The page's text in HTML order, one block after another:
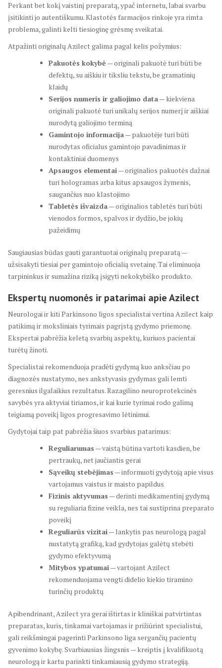
Perkant bet kokį vaistinį preparatą, ypač internetu, labai svarbu
įsitikinti jo autentiškumu. Klastotės farmacijos rinkoje yra rimta
problema, galinti kelti tiesioginę grėsmę sveikatai.
Atpažinti originalų Azilect galima pagal kelis požymius:
Pakuotės kokybė — originali pakuotė turi būti be
defektų, su aiškiu ir tiksliu tekstu, be gramatinių
klaidų
Serijos numeris ir galiojimo data— kiekviena
originali pakuotė turi unikalų serijos numerį ir aiškiai
nurodytą galiojimo terminą
Gamintojo informacija— pakuotėje turi būti
nurodytas oficialus gamintojo pavadinimas ir
kontaktiniai duomenys
Apsaugos elementai— originalios pakuotės dažnai
turi hologramas arba kitus apsaugos žymenis,
saugančius nuo klastojimo
Tabletės išvaizda— originalios tabletės turi būti
vienodos formos, spalvos ir dydžio, be jokių
pažeidimų
Saugiausias būdas gauti garantuotai originalų preparatą —
užsisakyti tiesiai per gamintojo oficialią svetainę. Tai eliminuoja
tarpininkus ir sumažina riziką įsigyti nekokybiško produkto.
Ekspertų nuomonės ir patarimai apie Azilect
Neurologai ir kiti Parkinsono ligos specialistai vertina Azilect kaip
patikimą ir moksliniais tyrimais pagrįstą gydymo priemonę.
Ekspertai pabrėžia keletą svarbių aspektų, kuriuos pacientai
turėtų žinoti.
Specialistai rekomenduoja pradėti gydymą kuo anksčiau po
diagnozės nustatymo, nes ankstyvasis gydymas gali lemti
geresnius ilgalaikius rezultatus. Razagilino neuroprotekcinės
savybės yra aktyviai tiriamos, ir kai kurie tyrimai rodo galimą
teigiamą poveikį ligos progresavimo lėtinimui.
Gydytojai taip pat pabrėžia šiuos svarbius patarimus:
Reguliarumas — vaistą būtina vartoti kasdien, be
pertraukų, net jaučiantis gerai
Sąveikų stebėjimas — informuoti gydytoją apie visus
vartojamus vaistus ir maisto papildus
Fizinis aktyvumas — derinti medikamentinį gydymą
su reguliaria fizine veikla, nes tai sustiprina preparato
poveikį
Reguliarūs vizitai— lankytis pas neurologą pagal
nustatytą grafiką, kad gydytojas galėtų stebėti
gydymo efektyvumą
Mitybos ypatumai— vartojant Azilect
rekomenduojama vengti didelio kiekio tiramino
turinčių produktų
Apibendrinant, Azilect yra gerai ištirtas ir kliniškai patvirtintas
preparatas, kuris, tinkamai vartojamas ir prižiūrint specialistui,
gali reikšmingai pagerinti Parkinsono liga sergančių pacientų
gyvenimo kokybę. Svarbiausias žingsnis — kreiptis į kvalifikuotą
neurologą ir kartu parinkti tinkamiausią gydymo strategiją.